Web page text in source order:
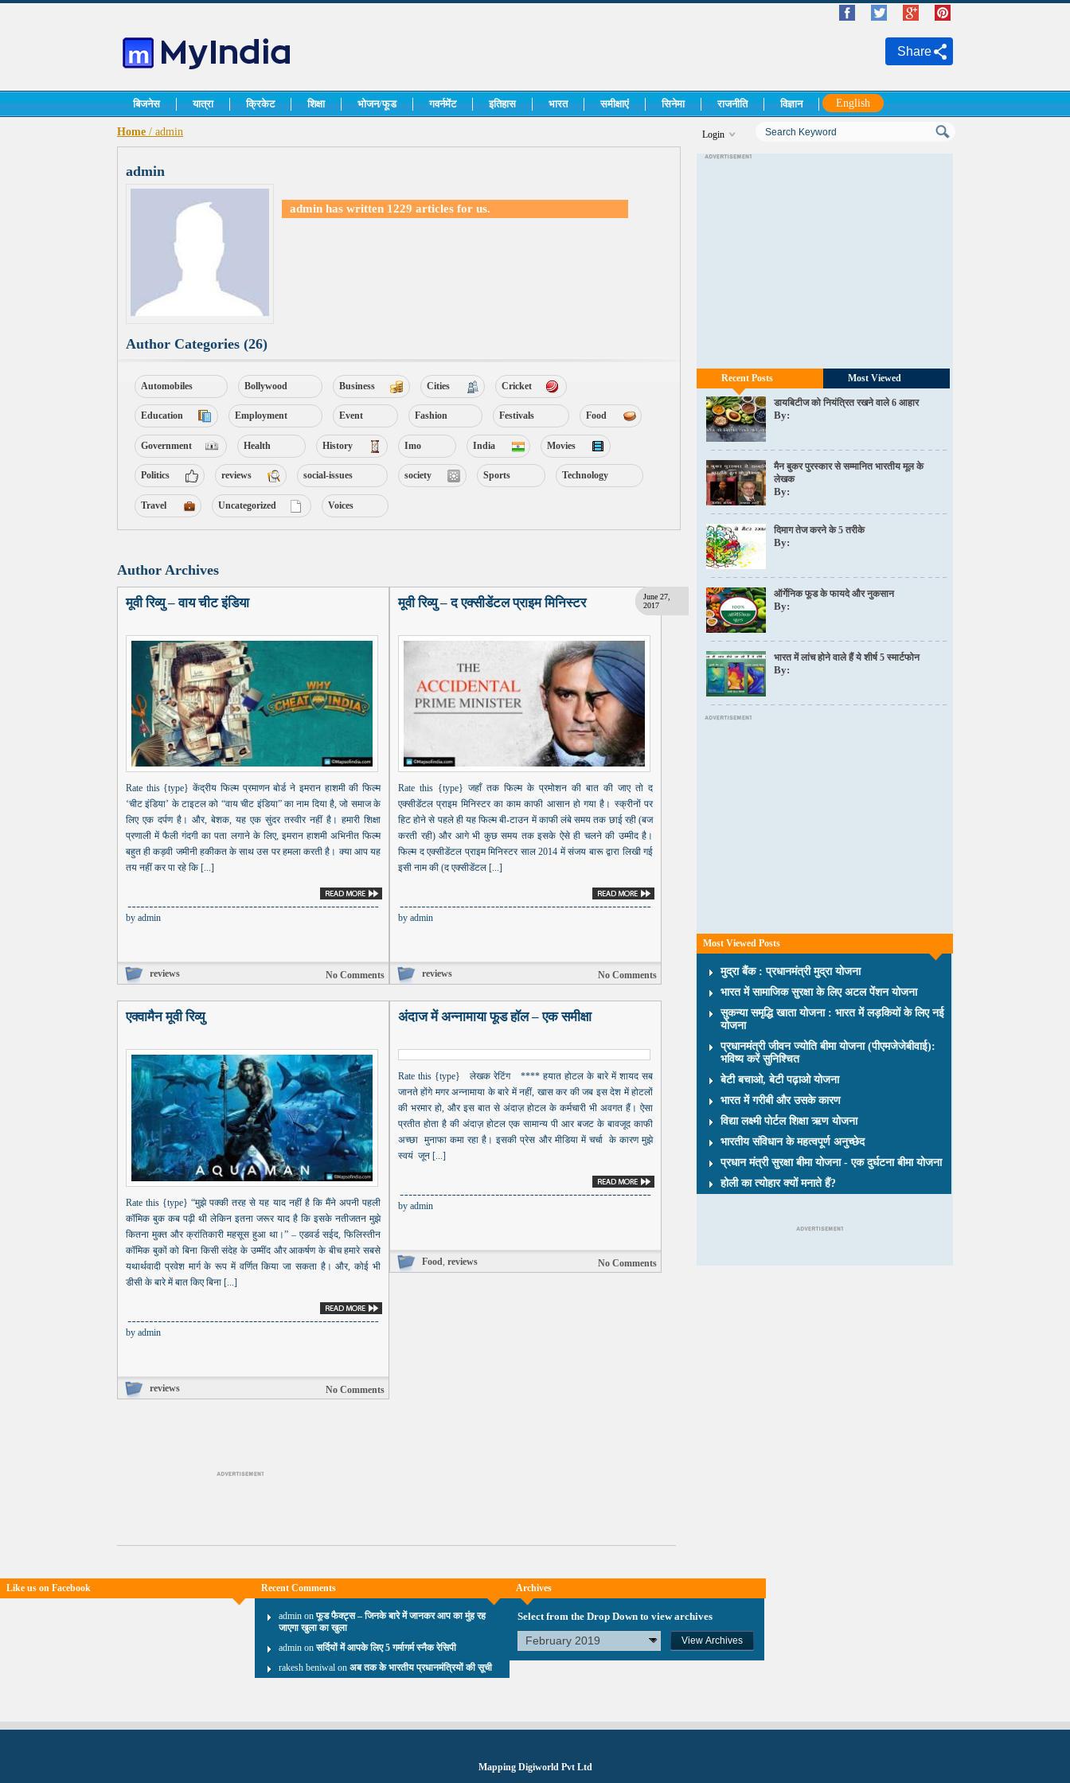
Share
बिजनेस यात्रा क्रिकेट शिक्षा भोजन/फूड गवर्नमेंट इतिहास भारत समीक्षाएं सिनेमा राजनीति विज्ञान English
Home / admin
admin
admin has written 1229 articles for us.
Author Categories (26)
Automobiles Bollywood Business Cities Cricket
Education Employment Event Fashion Festivals Food
Government Health History Imo India Movies
Politics reviews social-issues society Sports Technology
Travel Uncategorized Voices
Author Archives
मूवी रिव्यु – वाय चीट इंडिया
January 19,
2019
Rate this {type} केंद्रीय फिल्म प्रमाणन बोर्ड ने इमरान हाशमी की फिल्म
‘चीट इंडिया’ के टाइटल को “वाय चीट इंडिया” का नाम दिया है, जो समाज के
लिए एक दर्पण है। और, बेशक, यह एक सुंदर तस्वीर नहीं है। हमारी शिक्षा
प्रणाली में फैली गंदगी का पता लगाने के लिए, इमरान हाशमी अभिनीत फिल्म
बहुत ही कड़वी जमीनी हकीकत के साथ उस पर हमला करती है। क्या आप यह
तय नहीं कर पा रहे कि [...]
by admin
reviews No Comments
मूवी रिव्यु – द एक्सीडेंटल प्राइम मिनिस्टर
January 12,
2019
Rate this {type} जहाँ तक फिल्म के प्रमोशन की बात की जाए तो द
एक्सीडेंटल प्राइम मिनिस्टर का काम काफी आसान हो गया है। स्क्रीनों पर
हिट होने से पहले ही यह फिल्म बी-टाउन में काफी लंबे समय तक छाई रही (बज
करती रही) और आगे भी कुछ समय तक इसके ऐसे ही चलने की उम्मीद है।
फिल्म द एक्सीडेंटल प्राइम मिनिस्टर साल 2014 में संजय बारू द्वारा लिखी गई
इसी नाम की (द एक्सीडेंटल [...]
by admin
reviews No Comments
एक्वामैन मूवी रिव्यु
December
17, 2018
Rate this {type} “मुझे पक्की तरह से यह याद नहीं है कि मैंने अपनी पहली
कॉमिक बुक कब पढ़ी थी लेकिन इतना जरूर याद है कि इसके नतीजतन मुझे
कितना मुक्त और क्रांतिकारी महसूस हुआ था।” – एडवर्ड सईद, फिलिस्तीन
कॉमिक बुकों को बिना किसी संदेह के उम्मींद और आकर्षण के बीच हमारे सबसे
यथार्थवादी प्रवेश मार्ग के रूप में वर्णित किया जा सकता है। और, कोई भी
डीसी के बारे में बात किए बिना [...]
by admin
reviews No Comments
अंदाज में अन्नामाया फूड हॉल – एक समीक्षा
June 27,
2017
Rate this {type} लेखक रेटिंग **** हयात होटल के बारे में शायद सब
जानते होंगे मगर अन्नामाया के बारे में नहीं, खास कर की जब इस देश में होटलों
की भरमार हो, और इस बात से अंदाज़ होटल के कर्मचारी भी अवगत हैं। ऐसा
प्रतीत होता है की अंदाज़ होटल एक सामान्य पी आर बजट के बावजूद काफी
अच्छा मुनाफा कमा रहा है। इसकी प्रेस और मीडिया में चर्चा के कारण मुझे
स्वयं जून [...]
by admin
Food, reviews No Comments
Login
Recent Posts Most Viewed
डायबिटीज को नियंत्रित रखने वाले 6 आहार
By:
मैन बुकर पुरस्कार से सम्मानित भारतीय मूल के
लेखक
By:
दिमाग तेज करने के 5 तरीके
By:
ऑर्गेनिक फूड के फायदे और नुकसान
By:
भारत में लांच होने वाले हैं ये शीर्ष 5 स्मार्टफोन
By:
Most Viewed Posts
मुद्रा बैंक : प्रधानमंत्री मुद्रा योजना
भारत में सामाजिक सुरक्षा के लिए अटल पेंशन योजना
सुकन्या समृद्धि खाता योजना : भारत में लड़कियों के लिए नई
योजना
प्रधानमंत्री जीवन ज्योति बीमा योजना (पीएमजेजेबीवाई):
भविष्य करें सुनिश्चित
बेटी बचाओ, बेटी पढ़ाओ योजना
भारत में गरीबी और उसके कारण
विद्या लक्ष्मी पोर्टल शिक्षा ऋण योजना
भारतीय संविधान के महत्वपूर्ण अनुच्छेद
प्रधान मंत्री सुरक्षा बीमा योजना - एक दुर्घटना बीमा योजना
होली का त्योहार क्यों मनाते हैं?
Like us on Facebook Recent Comments
admin onफूड फैक्ट्स – जिनके बारे में जानकर आप का मुंह रह
जाएगा खुला का खुला
admin onसर्दियों में आपके लिए 5 गर्मागर्म स्नैक रेसिपी
rakesh beniwal on अब तक के भारतीय प्रधानमंत्रियों की सूची
Archives
Select from the Drop Down to view archives
Mapping Digiworld Pvt Ltd